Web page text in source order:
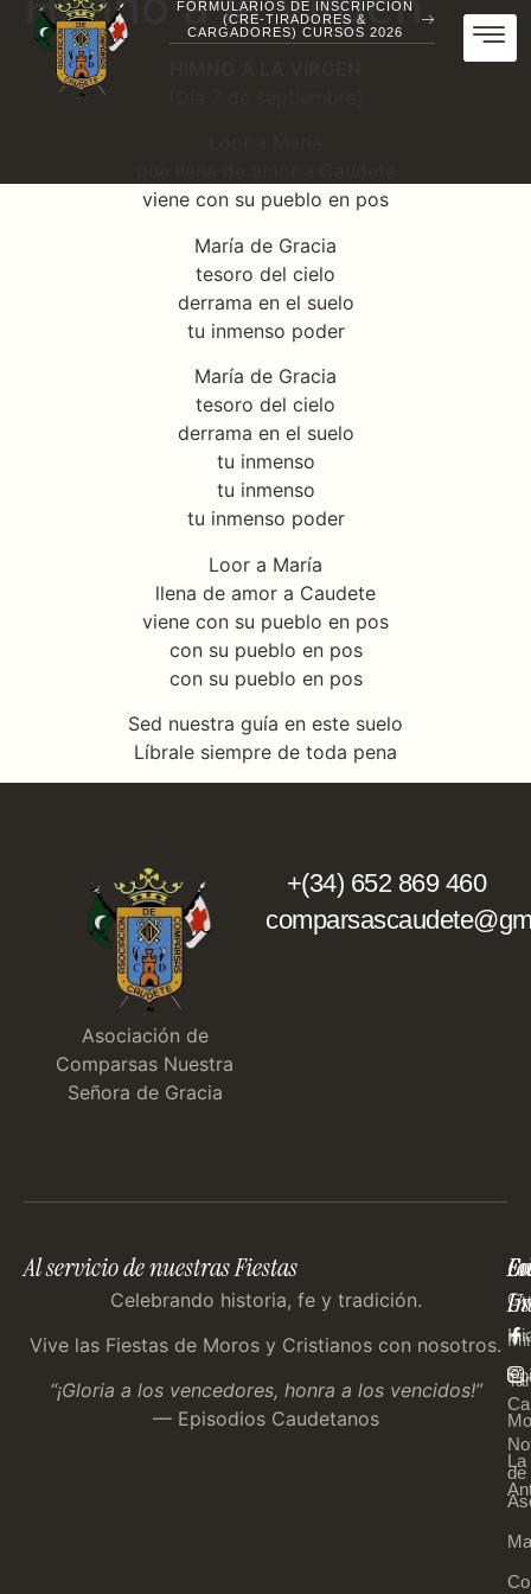
FORMULARIOS DE INSCRIPCIÓN
(CRE-TIRADORES &
CARGADORES) CURSOS 2026
viene con su pueblo en pos
María de Gracia
tesoro del cielo
derrama en el suelo
tu inmenso poder
María de Gracia
tesoro del cielo
derrama en el suelo
tu inmenso
tu inmenso
tu inmenso poder
Loor a María
llena de amor a Caudete
viene con su pueblo en pos
con su pueblo en pos
con su pueblo en pos
Sed nuestra guía en este suelo
Líbrale siempre de toda pena
Asociación de
Comparsas Nuestra
Señora de Gracia
+(34) 652 869 460
Al servicio de nuestras Fiestas
Celebrando historia, fe y tradición.
Vive las Fiestas de Moros y Cristianos con nosotros.
“¡Gloria a los vencedores, honra a los vencidos!”
— Episodios Caudetanos
de
La
Us